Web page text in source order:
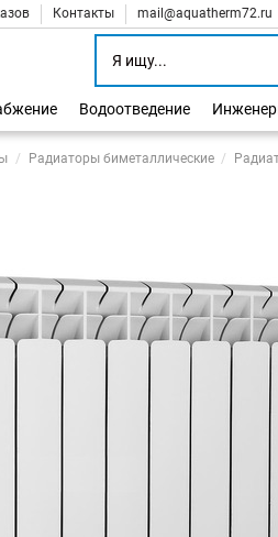
Контакты mail@aquatherm72.ru
Водоотведение
Радиаторы биметаллические